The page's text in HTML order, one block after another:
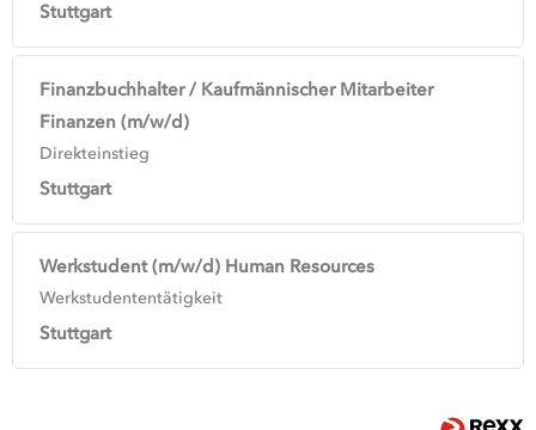
Stuttgart
Finanzbuchhalter / Kaufmännischer Mitarbeiter
Finanzen (m/w/d)
Direkteinstieg
Stuttgart
Werkstudent (m/w/d) Human Resources
Werkstudententätigkeit
Stuttgart